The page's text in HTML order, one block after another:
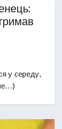
у середу,